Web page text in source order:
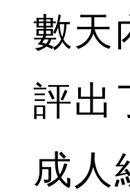
數天
評出
成人